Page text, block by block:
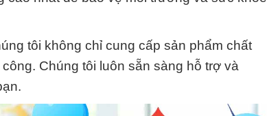
tôi không chỉ cung cấp sản phẩm chất
Chúng tôi luôn sẵn sàng hỗ trợ và